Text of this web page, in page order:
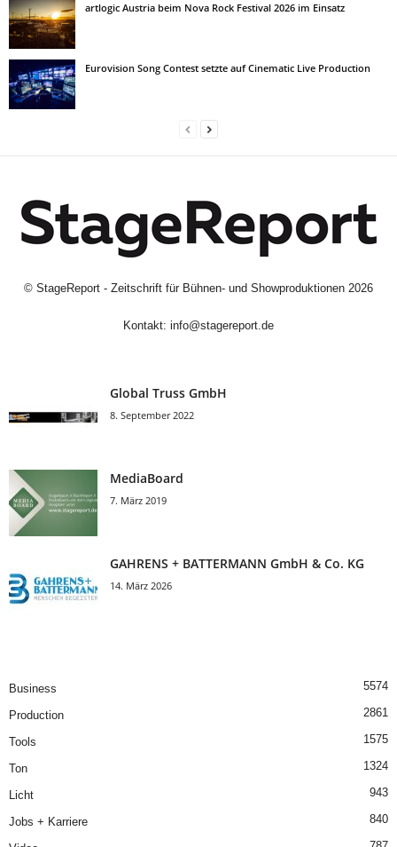
artlogic Austria beim Nova Rock Festival 2026 im Einsatz
Eurovision Song Contest setzte auf Cinematic Live Production
© StageReport - Zeitschrift für Bühnen- und Showproduktionen 2026
Kontakt: info@stagereport.de
Global Truss GmbH
8. September 2022
MediaBoard
7. März 2019
GAHRENS + BATTERMANN GmbH & Co. KG
14. März 2026
Business 5574
Production 2861
Tools 1575
Ton 1324
Licht 943
Jobs + Karriere 840